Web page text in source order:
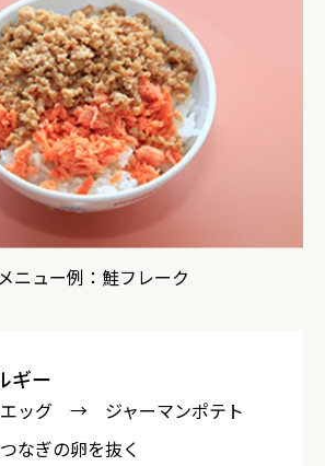
ニュー例：鮭フレーク
ギー
エッグ → ジャーマンポテト
なぎの卵を抜く